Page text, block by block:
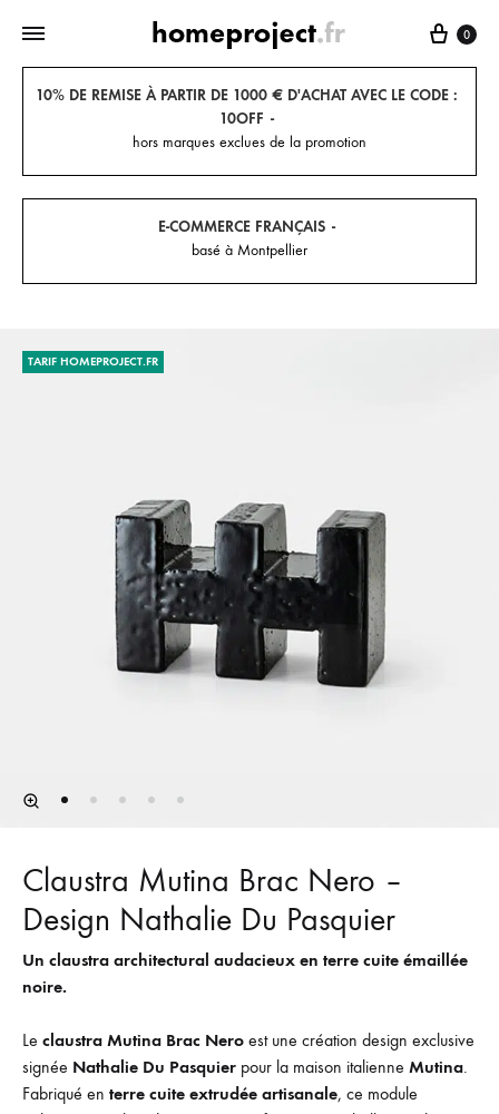
Panier
0
10% DE REMISE À PARTIR DE 1000 € D'ACHAT AVEC LE CODE :
10OFF
hors marques exclues de la promotion
E-COMMERCE FRANÇAIS
basé à Montpellier
TARIF HOMEPROJECT.FR
Claustra Mutina Brac Nero –
Design Nathalie Du Pasquier
Un claustra architectural audacieux en terre cuite émaillée
noire.
Le claustra Mutina Brac Nero est une création design exclusive
signée Nathalie Du Pasquier pour la maison italienne Mutina.
Fabriqué en terre cuite extrudée artisanale, ce module